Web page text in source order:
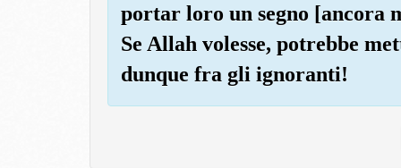
portar loro un segno [ancora
Se Allah volesse, potrebbe
dunque fra gli ignoranti!